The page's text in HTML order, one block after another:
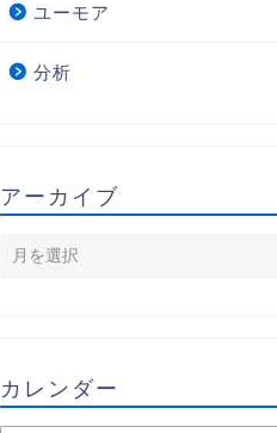
ユーモア
分析
アーカイブ
カレンダー